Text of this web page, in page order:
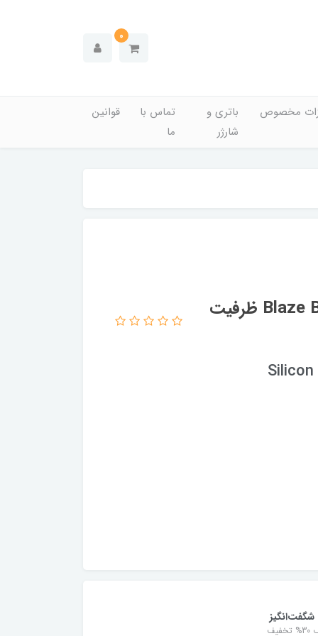
0
مخصوص
باتری و
شارژر
تماس با
ما
قوانین
فلش مموری سیلیکون پاور Blaze B10 USB 3.2 ظرفیت